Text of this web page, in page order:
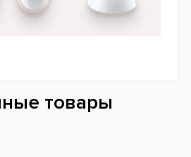
товары